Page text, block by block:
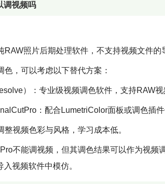
调视频吗
照片后期处理软件，不支持视频文件的
，可以考虑以下替代方案：
）：专业级视频调色软件，支持RAW视
：配合LumetriColor面板或调色插件
视频色彩与风格，学习成本低。
不能调视频，但其调色结果可以作为视
视频软件中模仿。